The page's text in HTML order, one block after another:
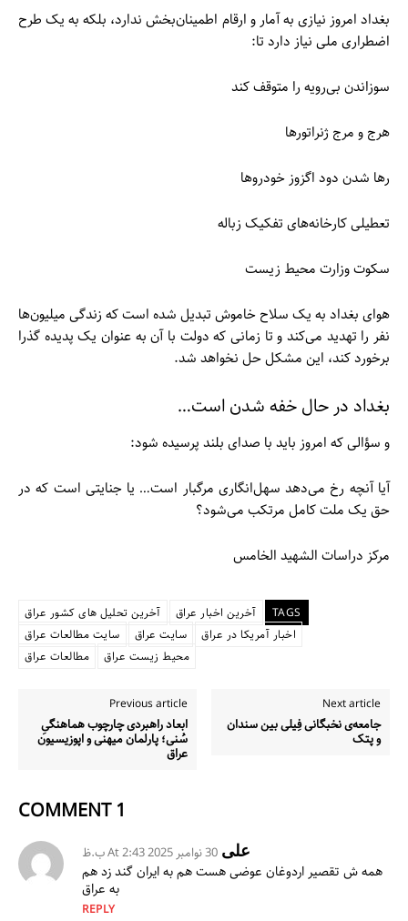
بغداد امروز نیازی به آمار و ارقام اطمینان‌بخش ندارد، بلکه به یک طرح
اضطراری ملی نیاز دارد تا:
سوزاندن بی‌رویه را متوقف کند
هرج و مرج ژنراتورها
رها شدن دود اگزوز خودروها
تعطیلی کارخانه‌های تفکیک زباله
سکوت وزارت محیط زیست
هوای بغداد به یک سلاح خاموش تبدیل شده است که زندگی میلیون‌ها
نفر را تهدید می‌کند و تا زمانی که دولت با آن به عنوان یک پدیده گذرا
برخورد کند، این مشکل حل نخواهد شد.
بغداد در حال خفه شدن است…
و سؤالی که امروز باید با صدای بلند پرسیده شود:
آیا آنچه رخ می‌دهد سهل‌انگاری مرگبار است… یا جنایتی است که در
حق یک ملت کامل مرتکب می‌شود؟
مرکز دراسات الشهید الخامس
TAGS آخرین اخبار عراق
آخرین تحلیل های کشور عراق
اخبار آمریکا در عراق
سایت عراق
سایت مطالعات عراق
محیط زیست عراق
مطالعات عراق
Previous article
ابعاد راهبردی چارچوب هماهنگیِ
سُنی؛ پارلمان میهنی و اپوزیسیون
عراق
Next article
جامعه‌ی نخبگانی فِیلی بین سندان
و پتک
1 COMMENT
علی 30 نوامبر 2025 At 2:43 ب.ظ
همه ش تقصیر اردوغان عوضی هست هم به ایران گند زد هم
به عراق
REPLY